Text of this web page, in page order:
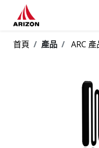
首頁 產品 ARC 產